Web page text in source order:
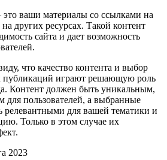
ваши материалы со ссылками на
других ресурсах. Такой контент
сайта и дает возможность
что качество контента и выбор
публикаций играют решающую роль
Контент должен быть уникальным,
пользователей, а выбранные
для вашей тематики и
Только в этом случае их